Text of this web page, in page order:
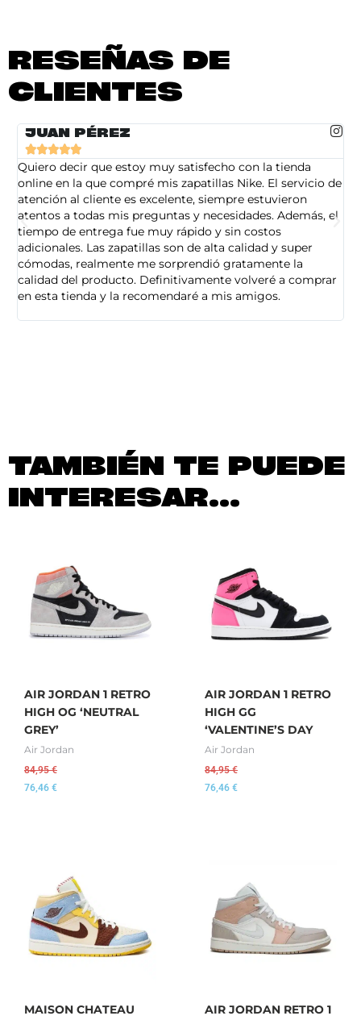
RESEÑAS DE
CLIENTES
JUAN PÉREZ

Quiero decir que estoy muy satisfecho con la tienda
online en la que compré mis zapatillas Nike. El servicio de
atención al cliente es excelente, siempre estuvieron
atentos a todas mis preguntas y necesidades. Además, el
tiempo de entrega fue muy rápido y sin costos
adicionales. Las zapatillas son de alta calidad y super
cómodas, realmente me sorprendió gratamente la
calidad del producto. Definitivamente volveré a comprar
en esta tienda y la recomendaré a mis amigos.
TAMBIÉN TE PUEDE
INTERESAR...
AIR JORDAN 1 RETRO
HIGH OG ‘NEUTRAL
GREY’
Air Jordan
84,95€
76,46 €
AIR JORDAN 1 RETRO
HIGH GG
‘VALENTINE’S DAY
Air Jordan
84,95€
76,46 €
MAISON CHATEAU
AIR JORDAN RETRO 1